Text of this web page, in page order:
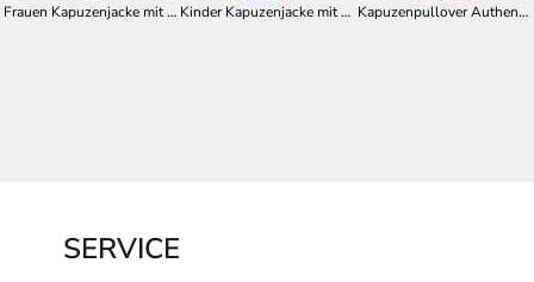
Frauen Kapuzenjacke mit Reißverschluss Authentic Z266F Kinder Kapuzenjacke mit Reißverschluss Authentic Z266K Kapuzenpullover Authentic Z265
SERVICE